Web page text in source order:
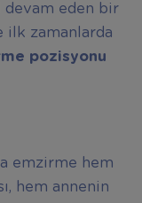
devam eden bir
ilk zamanlarda
pozisyonu
emzirme hem
hem annenin